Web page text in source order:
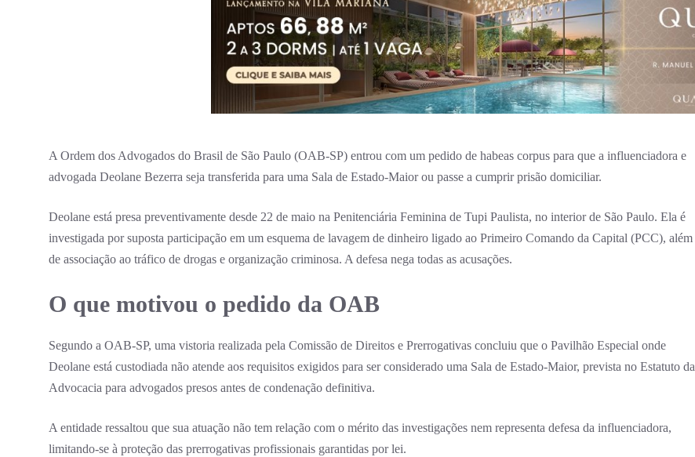
A Ordem dos Advogados do Brasil de São Paulo (OAB-SP) entrou com um pedido de habeas corpus para que a influenciadora e
advogada Deolane Bezerra seja transferida para uma Sala de Estado-Maior ou passe a cumprir prisão domiciliar.
Deolane está presa preventivamente desde 22 de maio na Penitenciária Feminina de Tupi Paulista, no interior de São Paulo. Ela é
investigada por suposta participação em um esquema de lavagem de dinheiro ligado ao Primeiro Comando da Capital (PCC), além
de associação ao tráfico de drogas e organização criminosa. A defesa nega todas as acusações.
O que motivou o pedido da OAB
Segundo a OAB-SP, uma vistoria realizada pela Comissão de Direitos e Prerrogativas concluiu que o Pavilhão Especial onde
Deolane está custodiada não atende aos requisitos exigidos para ser considerado uma Sala de Estado-Maior, prevista no Estatuto da
Advocacia para advogados presos antes de condenação definitiva.
A entidade ressaltou que sua atuação não tem relação com o mérito das investigações nem representa defesa da influenciadora,
limitando-se à proteção das prerrogativas profissionais garantidas por lei.